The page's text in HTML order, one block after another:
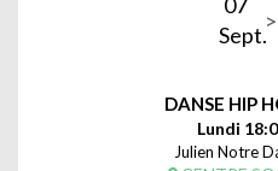
Sept.
DANSE HIP
Lundi
Julien Notre